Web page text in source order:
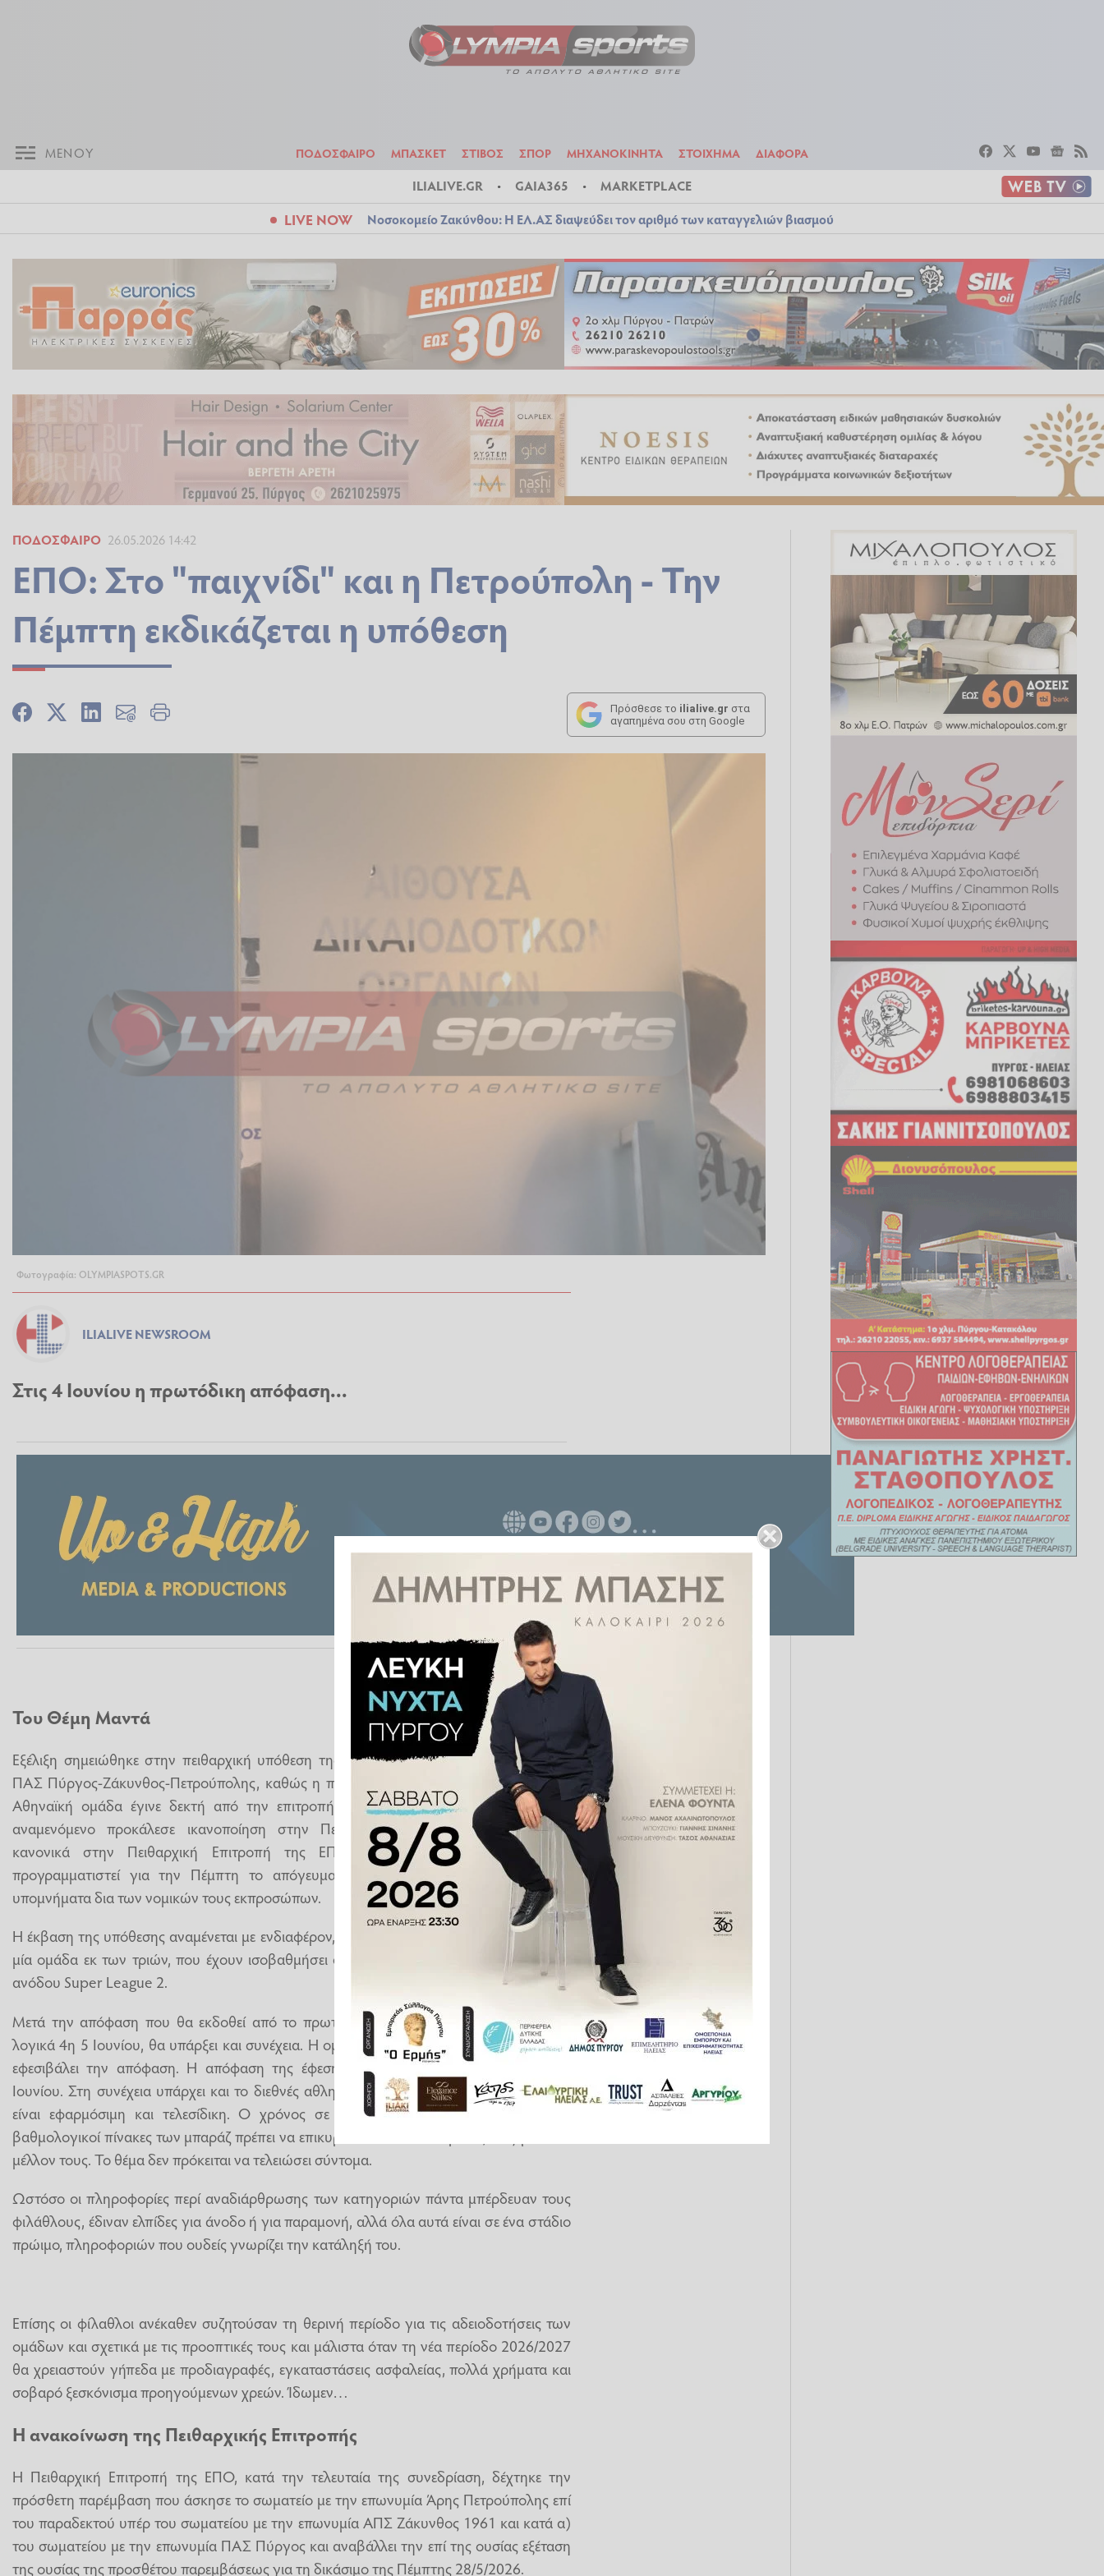
ΜΕΝΟΥ ΠΟΔΟΣΦΑΙΡΟ ΜΠΑΣΚΕΤ ΣΤΙΒΟΣ ΣΠΟΡ ΜΗΧΑΝΟΚΙΝΗΤΑ ΣΤΟΙΧΗΜΑ ΔΙΑΦΟΡΑ
ILIALIVE.GR GAIA365 MARKETPLACE
LIVE NOW Νοσοκομείο Ζακύνθου: Η ΕΛ.ΑΣ διαψεύδει τον αριθμό των καταγγελιών βιασμού
ΠΟΔΟΣΦΑΙΡΟ ΜΠΑΣΚΕΤ ΣΤΙΒΟΣ ΣΠΟΡ ΜΗΧΑΝΟΚΙΝΗΤΑ
ΠΟΔΌΣΦΑΙΡΟ 26.05.2026 14:42
ΕΠΟ: Στο "παιχνίδι" και η Πετρούπολη - Την
Πέμπτη εκδικάζεται η υπόθεση
Πρόσθεσε το ilialive.gr στα
αγαπημένα σου στη Google
Φωτογραφία: OLYMPIASPOTS.GR
ILIALIVE NEWSROOM
Στις 4 Ιουνίου η πρωτόδικη απόφαση...
Του Θέμη Μαντά
Εξέλιξη σημειώθηκε στην πειθαρχική υπόθεση της δικαστικής υπόθεσης των ομάδων
ΠΑΣ Πύργος-Ζάκυνθος-Πετρούπολης, καθώς η πρόσθετη παρέμβαση που κατέθεσε η
Αθηναϊκή ομάδα έγινε δεκτή από την επιτροπή της ΕΠΟ. Η απόφαση όπως ήταν
αναμενόμενο προκάλεσε ικανοποίηση στην Πετρούπολη, που θα εκπροσωπηθεί
κανονικά στην Πειθαρχική Επιτροπή της ΕΠΟ κατά την εκδίκαση που έχει
προγραμματιστεί για την Πέμπτη το απόγευμα. Οι ομάδες έχουν ήδη καταθέσει
υπομνήματα δια των νομικών τους εκπροσώπων.
Η έκβαση της υπόθεσης αναμένεται με ενδιαφέρον, γιατί η τελική απόφαση θα οδηγήσει
μία ομάδα εκ των τριών, που έχουν ισοβαθμήσει στον πίνακα της βαθμολογίας, εκτός
ανόδου Super League 2.
Μετά την απόφαση που θα εκδοθεί από το πρωτοβάθμιο όργανο της Ομοσπονδίας,
λογικά 4η 5 Ιουνίου, θα υπάρξει και συνέχεια. Η ομάδα που θα βρεθεί εκτός ανόδου θα
εφεσιβάλει την απόφαση. Η απόφαση της έφεση θα εκδοθεί λογικά προς το τέλος
Ιουνίου. Στη συνέχεια υπάρχει και το διεθνές αθλητικό δικαστήριο που η απόφασή του
είναι εφαρμόσιμη και τελεσίδικη. Ο χρόνος σε όλα αυτά είναι πολύτιμος γιατί οι
βαθμολογικοί πίνακες των μπαράζ πρέπει να επικυρωθούν ώστε οι ομάδες να ξέρουν το
μέλλον τους. Το θέμα δεν πρόκειται να τελειώσει σύντομα.
Ωστόσο οι πληροφορίες περί αναδιάρθρωσης των κατηγοριών πάντα μπέρδευαν τους
φιλάθλους, έδιναν ελπίδες για άνοδο ή για παραμονή, αλλά όλα αυτά είναι σε ένα στάδιο
πρώιμο, πληροφοριών που ουδείς γνωρίζει την κατάληξή του.
Επίσης οι φίλαθλοι ανέκαθεν συζητούσαν τη θερινή περίοδο για τις αδειοδοτήσεις των
ομάδων και σχετικά με τις προοπτικές τους και μάλιστα όταν τη νέα περίοδο 2026/2027
θα χρειαστούν γήπεδα με προδιαγραφές, εγκαταστάσεις ασφαλείας, πολλά χρήματα και
σοβαρό ξεσκόνισμα προηγούμενων χρεών. Ίδωμεν…
Η ανακοίνωση της Πειθαρχικής Επιτροπής
Η Πειθαρχική Επιτροπή της ΕΠΟ, κατά την τελευταία της συνεδρίαση, δέχτηκε την
πρόσθετη παρέμβαση που άσκησε το σωματείο με την επωνυμία Άρης Πετρούπολης επί
του παραδεκτού υπέρ του σωματείου με την επωνυμία ΑΠΣ Ζάκυνθος 1961 και κατά α)
του σωματείου με την επωνυμία ΠΑΣ Πύργος και αναβάλλει την επί της ουσίας εξέταση
της ουσίας της προσθέτου παρεμβάσεως για τη δικάσιμο της Πέμπτης 28/5/2026.